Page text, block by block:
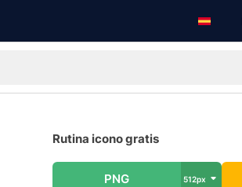
Rutina icono gratis
PNG 512px